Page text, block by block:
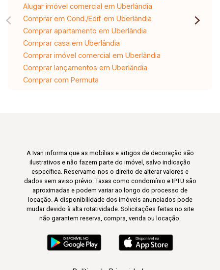
Alugar imóvel comercial em Uberlândia
Comprar em Cond./Edif. em Uberlândia
Comprar apartamento em Uberlândia
Comprar casa em Uberlândia
Comprar imóvel comercial em Uberlândia
Comprar lançamentos em Uberlândia
Comprar com Permuta
A Ivan informa que as mobílias e artigos de decoração são
ilustrativos e não fazem parte do imóvel, salvo indicação
específica. Reservamo-nos o direito de alterar valores e
dados sem aviso prévio. Taxas como condomínio e IPTU são
aproximadas e podem variar ao longo do processo de
locação. A disponibilidade dos imóveis anunciados pode
mudar devido à alta rotatividade. Solicitações feitas no site
não garantem reserva, compra, venda ou locação.